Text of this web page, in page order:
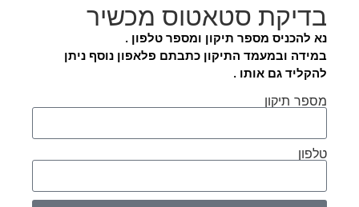
בדיקת סטאטוס מכשיר
נא להכניס מספר תיקון ומספר טלפון .
במידה ובמעמד התיקון כתבתם פלאפון נוסף ניתן
להקליד גם אותו .
מספר תיקון
טלפון